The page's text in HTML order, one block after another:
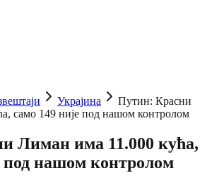
Украјина
Путин: Красни
само 149 није под нашом контролом
Лиман има 11.000 кућа,
под нашом контролом